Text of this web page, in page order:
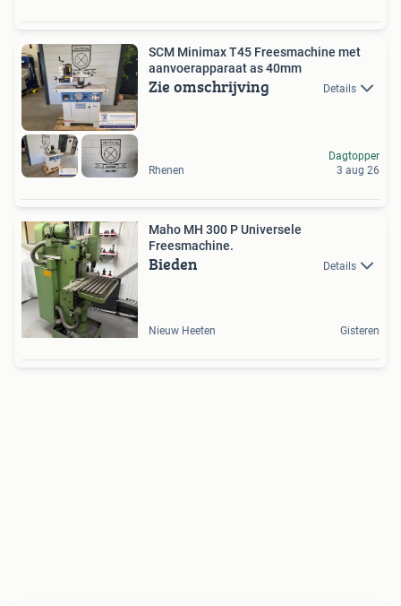
SCM Minimax T45 Freesmachine met
aanvoerapparaat as 40mm
Zie omschrijving Details
Rhenen
Dagtopper
3 aug 26
Maho MH 300 P Universele
Freesmachine.
Bieden Details
Nieuw Heeten Gisteren